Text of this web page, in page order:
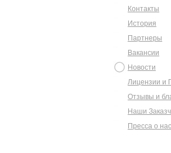
Контакты
История
Партнеры
Вакансии
Новости
Лицензии и
Отзывы и
Наши
Пресса о нас